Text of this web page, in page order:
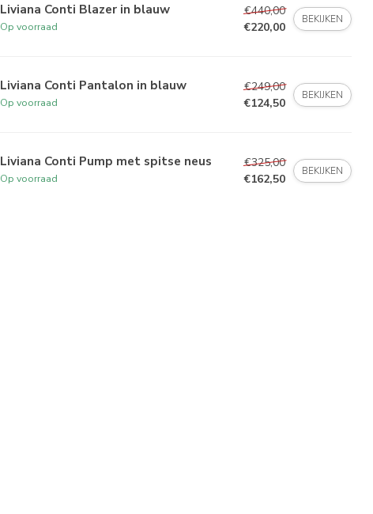
Liviana Conti Blazer in blauw
Op voorraad
€440,00
€220,00
BEKIJKEN
Liviana Conti Pantalon in blauw
Op voorraad
€249,00
€124,50
BEKIJKEN
Liviana Conti Pump met spitse neus
Op voorraad
€325,00
€162,50
BEKIJKEN